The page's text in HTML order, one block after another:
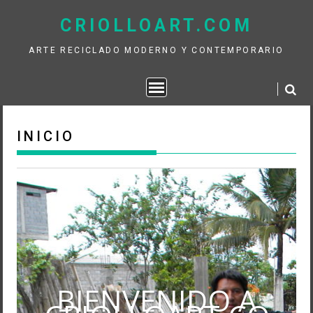
contenido
CRIOLLOART.COM
ARTE RECICLADO MODERNO Y CONTEMPORARIO
INICIO
BIENVENIDO A